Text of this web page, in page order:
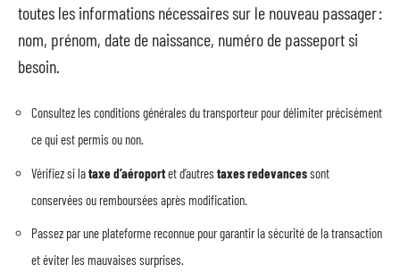
toutes les informations nécessaires sur le nouveau passager :
nom, prénom, date de naissance, numéro de passeport si
besoin.
Consultez les conditions générales du transporteur pour délimiter précisément
ce qui est permis ou non.
Vérifiez si lataxe d’aéroportet d’autres taxes redevancessont
conservées ou remboursées après modification.
Passez par une plateforme reconnue pour garantir la sécurité de la transaction
et éviter les mauvaises surprises.